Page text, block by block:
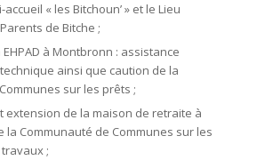
« les Bitchoun’ » et le Lieu
de Bitche ;
EHPAD à Montbronn : assistance
ainsi que caution de la
sur les prêts ;
extension de la maison de retraite à
la Communauté de Communes sur les
;